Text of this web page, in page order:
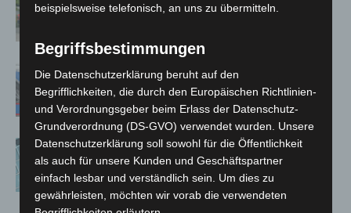
Notfallsanitäter starten beim Roten
Mann läuft mit Hockeyschläger über
A7 – Polizei sucht Zeugen
Anklage nach Abschaltung von
„Archetyp Market“ erhoben
beispielsweise telefonisch, an uns zu übermitteln.
Begriffsbestimmungen
Die Datenschutzerklärung beruht auf den
Begrifflichkeiten, die durch den Europäischen Richtlinien-
und Verordnungsgeber beim Erlass der Datenschutz-
Grundverordnung (DS-GVO) verwendet wurden. Unsere
Datenschutzerklärung soll sowohl für die Öffentlichkeit
als auch für unsere Kunden und Geschäftspartner
einfach lesbar und verständlich sein. Um dies zu
gewährleisten, möchten wir vorab die verwendeten